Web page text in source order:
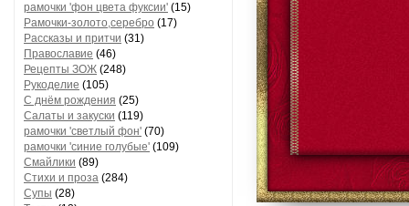
рамочки 'фон цвета фуксии' (15)
Рамочки-золото,серебро (17)
Рассказы и притчи (31)
Православие (46)
Рецепты ЗОЖ (248)
Рукоделие (105)
С днём рождения (25)
Салаты и закуски (119)
рамочки 'светлый фон' (70)
рамочки 'синие голубые' (109)
Смайлики (89)
Стихи и проза (284)
Супы (28)